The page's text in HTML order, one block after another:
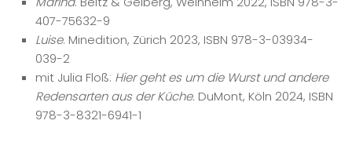
407-75632-9
Luise. Minedition, Zürich 2023, ISBN 978-3-03934-
039-2
mit Julia Floß: Hier geht es um die Wurst und andere
Redensarten aus der Küche. DuMont, Köln 2024, ISBN
978-3-8321-6941-1